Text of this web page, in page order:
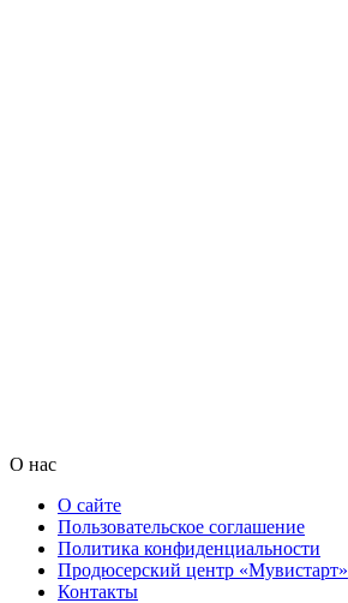
О нас
О сайте
Пользовательское соглашение
Политика конфиденциальности
Продюсерский центр «Мувистарт»
Контакты